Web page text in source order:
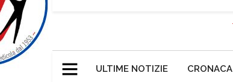
ULTIME NOTIZIE CRONACA